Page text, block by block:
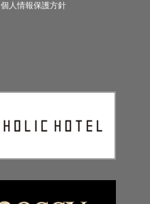
個人情報保護方針